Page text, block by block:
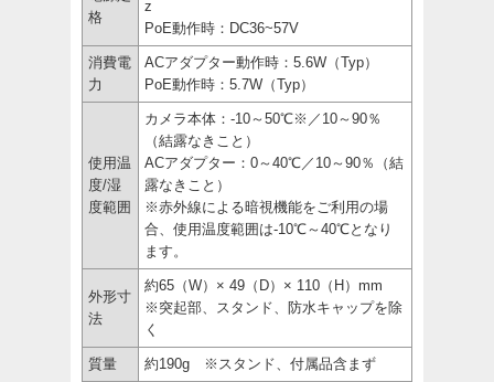
格
z
PoE動作時：DC36~57V
消費電
力
ACアダプター動作時：5.6W（Typ）
PoE動作時：5.7W（Typ）
使用温
度/湿
度範囲
カメラ本体：-10～50℃※／10～90％
（結露なきこと）
ACアダプター：0～40℃／10～90％（結
露なきこと）
※赤外線による暗視機能をご利用の場
合、使用温度範囲は-10℃～40℃となり
ます。
外形寸
法
約65（W）× 49（D）× 110（H）mm
※突起部、スタンド、防水キャップを除
く
質量 約190g ※スタンド、付属品含まず